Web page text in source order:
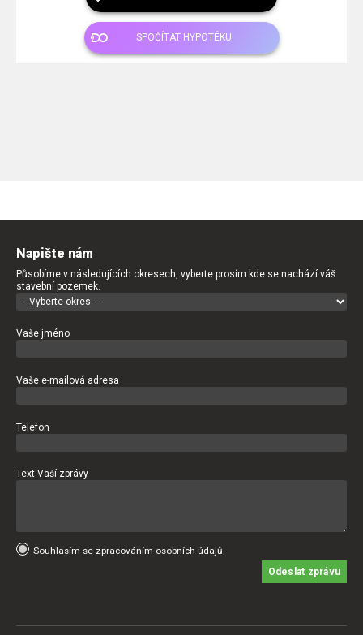
SPOČÍTAT HYPOTÉKU
Napište nám
Působíme v následujících okresech, vyberte prosím kde se nachází váš
stavební pozemek.
Vaše jméno
Vaše e-mailová adresa
Telefon
Text Vaší zprávy
Souhlasím se zpracováním osobních údajů.
Odeslat zprávu